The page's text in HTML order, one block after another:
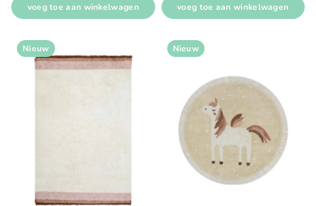
voeg toe aan winkelwagen
voeg toe aan winkelwagen
Nieuw Nieuw